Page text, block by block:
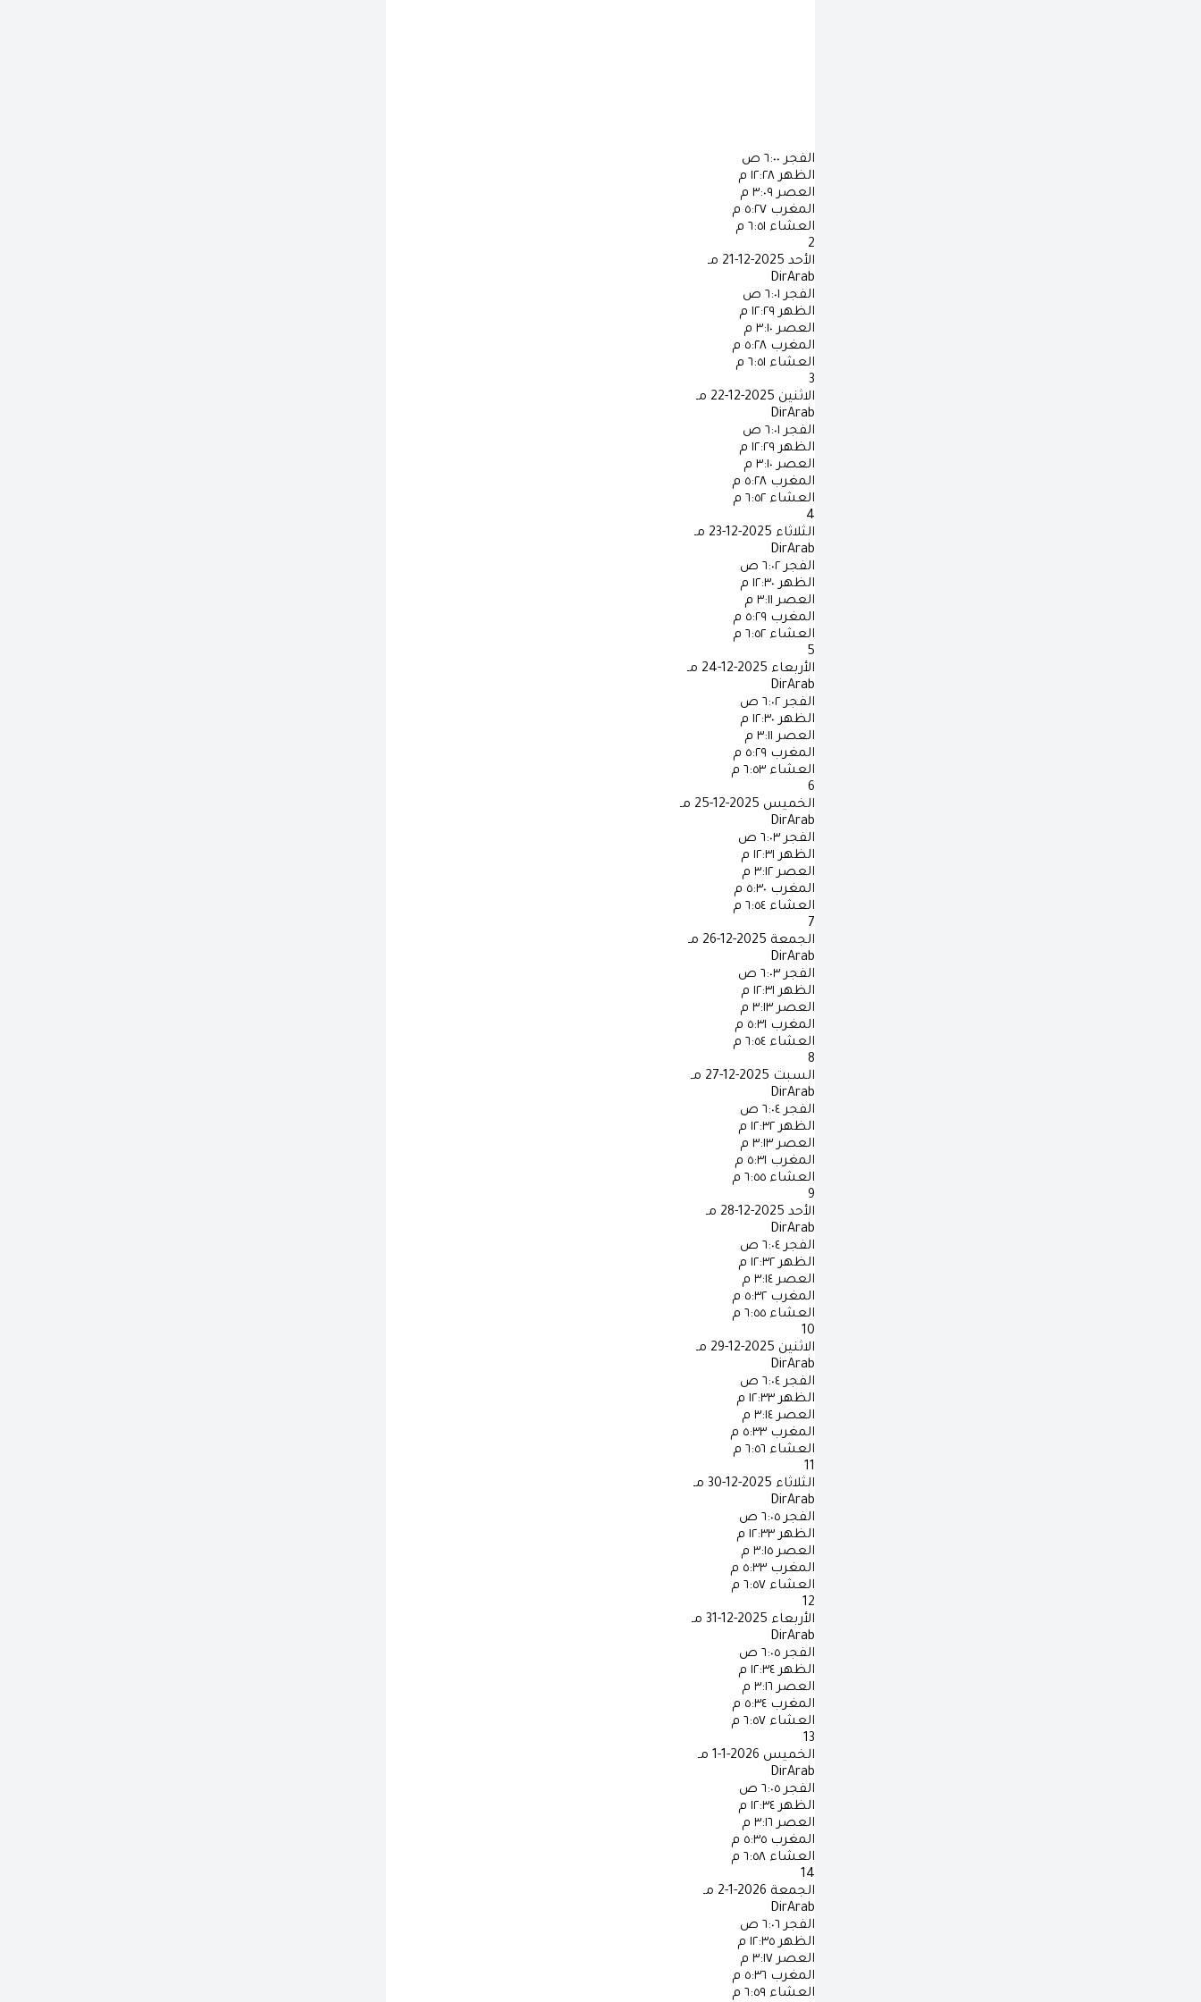
الفجر ٦:٠٠ ص
الظهر ١٢:٢٨ م
العصر ٣:٠٩ م
المغرب ٥:٢٧ م
العشاء ٦:٥١ م
2
الأحد 2025-12-21 مـ
DirArab
الفجر ٦:٠١ ص
الظهر ١٢:٢٩ م
العصر ٣:١٠ م
المغرب ٥:٢٨ م
العشاء ٦:٥١ م
3
الاثنين 2025-12-22 مـ
DirArab
الفجر ٦:٠١ ص
الظهر ١٢:٢٩ م
العصر ٣:١٠ م
المغرب ٥:٢٨ م
العشاء ٦:٥٢ م
4
الثلاثاء 2025-12-23 مـ
DirArab
الفجر ٦:٠٢ ص
الظهر ١٢:٣٠ م
العصر ٣:١١ م
المغرب ٥:٢٩ م
العشاء ٦:٥٢ م
5
الأربعاء 2025-12-24 مـ
DirArab
الفجر ٦:٠٢ ص
الظهر ١٢:٣٠ م
العصر ٣:١١ م
المغرب ٥:٢٩ م
العشاء ٦:٥٣ م
6
الخميس 2025-12-25 مـ
DirArab
الفجر ٦:٠٣ ص
الظهر ١٢:٣١ م
العصر ٣:١٢ م
المغرب ٥:٣٠ م
العشاء ٦:٥٤ م
7
الجمعة 2025-12-26 مـ
DirArab
الفجر ٦:٠٣ ص
الظهر ١٢:٣١ م
العصر ٣:١٣ م
المغرب ٥:٣١ م
العشاء ٦:٥٤ م
8
السبت 2025-12-27 مـ
DirArab
الفجر ٦:٠٤ ص
الظهر ١٢:٣٢ م
العصر ٣:١٣ م
المغرب ٥:٣١ م
العشاء ٦:٥٥ م
9
الأحد 2025-12-28 مـ
DirArab
الفجر ٦:٠٤ ص
الظهر ١٢:٣٢ م
العصر ٣:١٤ م
المغرب ٥:٣٢ م
العشاء ٦:٥٥ م
10
الاثنين 2025-12-29 مـ
DirArab
الفجر ٦:٠٤ ص
الظهر ١٢:٣٣ م
العصر ٣:١٤ م
المغرب ٥:٣٣ م
العشاء ٦:٥٦ م
11
الثلاثاء 2025-12-30 مـ
DirArab
الفجر ٦:٠٥ ص
الظهر ١٢:٣٣ م
العصر ٣:١٥ م
المغرب ٥:٣٣ م
العشاء ٦:٥٧ م
12
الأربعاء 2025-12-31 مـ
DirArab
الفجر ٦:٠٥ ص
الظهر ١٢:٣٤ م
العصر ٣:١٦ م
المغرب ٥:٣٤ م
العشاء ٦:٥٧ م
13
الخميس 2026-1-1 مـ
DirArab
الفجر ٦:٠٥ ص
الظهر ١٢:٣٤ م
العصر ٣:١٦ م
المغرب ٥:٣٥ م
العشاء ٦:٥٨ م
14
الجمعة 2026-1-2 مـ
DirArab
الفجر ٦:٠٦ ص
الظهر ١٢:٣٥ م
العصر ٣:١٧ م
المغرب ٥:٣٦ م
العشاء ٦:٥٩ م